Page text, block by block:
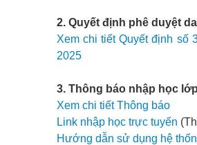
2. Quyết định phê duyệt
Xem chi tiết Quyết định số
2025
3. Thông báo nhập học
Xem chi tiết Thông báo
Link nhập học trực tuyến
Hướng dẫn sử dụng hệ